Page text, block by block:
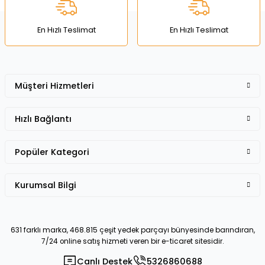
Bu ürüne benzer farklı alternatifler olmalı.
En Hızlı Teslimat En Hızlı Teslimat
631 farklı marka, 468.815 çeşit yedek parçayı bünyesinde barındıran,
7/24 online satış hizmeti veren bir e-ticaret sitesidir.
Canlı Destek 5326860688
Müşteri Hizmetleri
Hızlı Bağlantı
Popüler Kategori
Kurumsal Bilgi